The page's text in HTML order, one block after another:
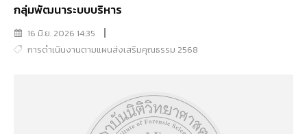
กลุ่มพัฒนาระบบบริหาร
16 มิ.ย. 2026 14:35
การดำเนินงานตามแผนส่งเสริมคุณธรรม 2568